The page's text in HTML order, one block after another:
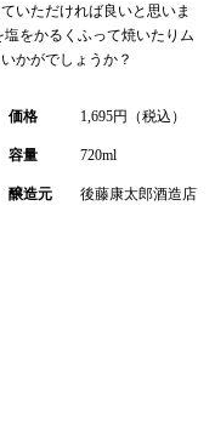
いただければ良いと思いま
をかるくふって焼いたりム
かがでしょうか？
価格 1,695円（税込）
容量 720ml
醸造元 後藤康太郎酒造店